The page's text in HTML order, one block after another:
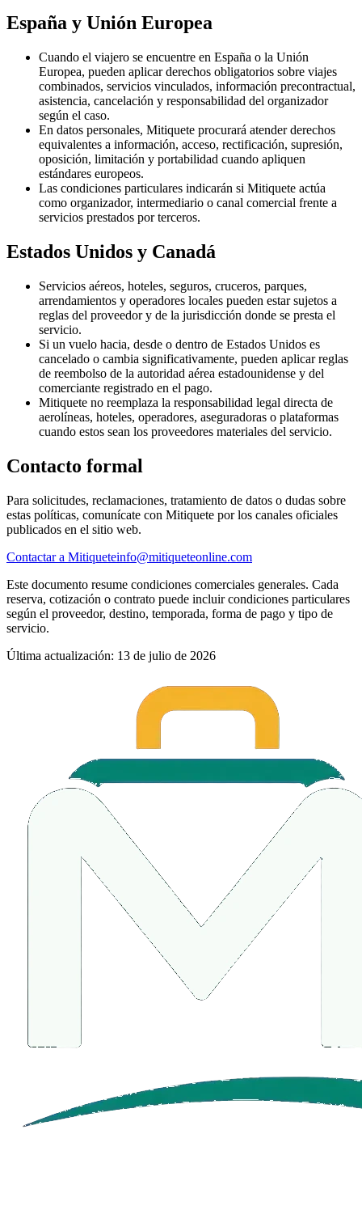
España y Unión Europea
Cuando el viajero se encuentre en España o la Unión
Europea, pueden aplicar derechos obligatorios sobre viajes
combinados, servicios vinculados, información precontractual,
asistencia, cancelación y responsabilidad del organizador
según el caso.
En datos personales, Mitiquete procurará atender derechos
equivalentes a información, acceso, rectificación, supresión,
oposición, limitación y portabilidad cuando apliquen
estándares europeos.
Las condiciones particulares indicarán si Mitiquete actúa
como organizador, intermediario o canal comercial frente a
servicios prestados por terceros.
Estados Unidos y Canadá
Servicios aéreos, hoteles, seguros, cruceros, parques,
arrendamientos y operadores locales pueden estar sujetos a
reglas del proveedor y de la jurisdicción donde se presta el
servicio.
Si un vuelo hacia, desde o dentro de Estados Unidos es
cancelado o cambia significativamente, pueden aplicar reglas
de reembolso de la autoridad aérea estadounidense y del
comerciante registrado en el pago.
Mitiquete no reemplaza la responsabilidad legal directa de
aerolíneas, hoteles, operadores, aseguradoras o plataformas
cuando estos sean los proveedores materiales del servicio.
Contacto formal
Para solicitudes, reclamaciones, tratamiento de datos o dudas sobre
estas políticas, comunícate con Mitiquete por los canales oficiales
publicados en el sitio web.
Contactar a Mitiqueteinfo@mitiqueteonline.com
Este documento resume condiciones comerciales generales. Cada
reserva, cotización o contrato puede incluir condiciones particulares
según el proveedor, destino, temporada, forma de pago y tipo de
servicio.
Última actualización: 13 de julio de 2026